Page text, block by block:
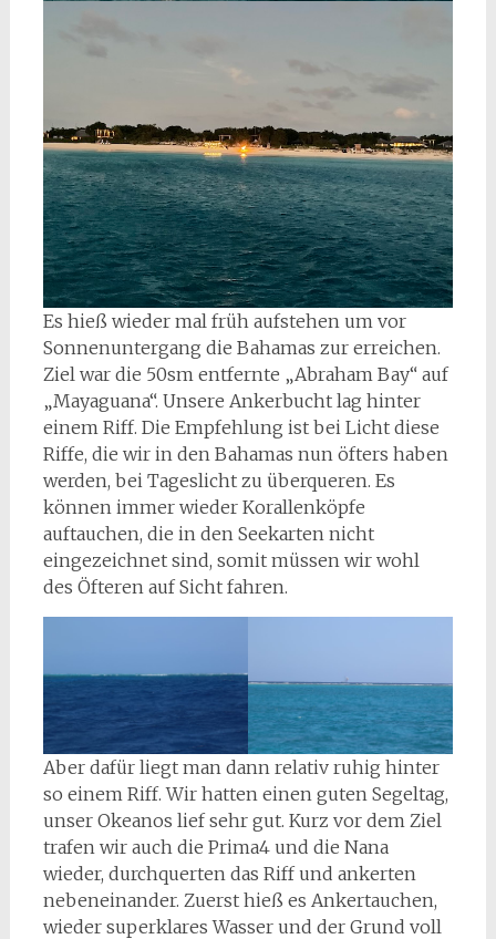
Es hieß wieder mal früh aufstehen um vor
Sonnenuntergang die Bahamas zur erreichen.
Ziel war die 50sm entfernte „Abraham Bay“ auf
„Mayaguana“. Unsere Ankerbucht lag hinter
einem Riff. Die Empfehlung ist bei Licht diese
Riffe, die wir in den Bahamas nun öfters haben
werden, bei Tageslicht zu überqueren. Es
können immer wieder Korallenköpfe
auftauchen, die in den Seekarten nicht
eingezeichnet sind, somit müssen wir wohl
des Öfteren auf Sicht fahren.
Aber dafür liegt man dann relativ ruhig hinter
so einem Riff. Wir hatten einen guten Segeltag,
unser Okeanos lief sehr gut. Kurz vor dem Ziel
trafen wir auch die Prima4 und die Nana
wieder, durchquerten das Riff und ankerten
nebeneinander. Zuerst hieß es Ankertauchen,
wieder superklares Wasser und der Grund voll